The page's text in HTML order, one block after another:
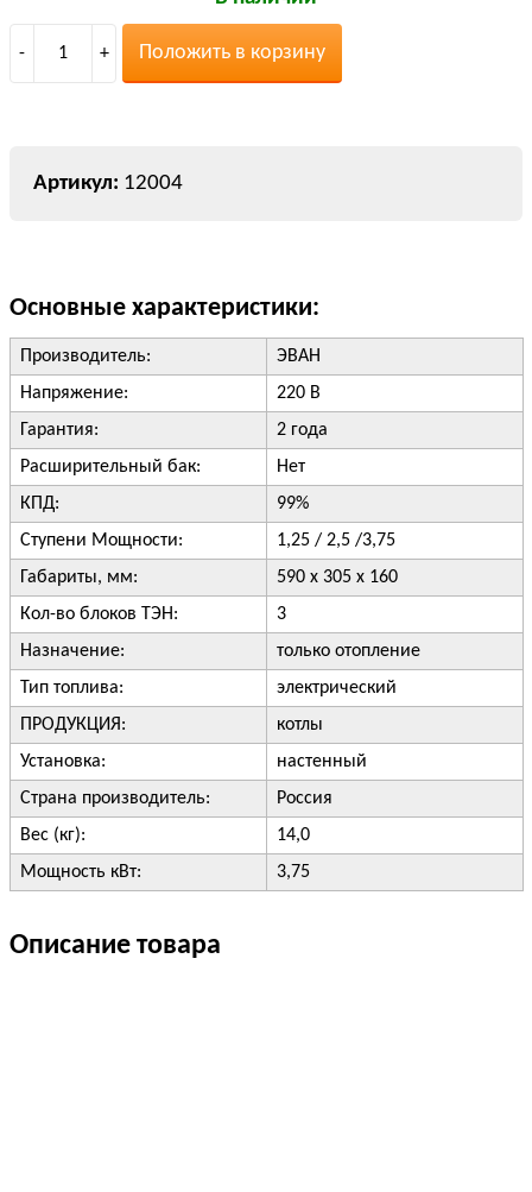
- 1 + Положить в корзину
12004
Основные характеристики:
Производитель:
ЭВАН
Напряжение:
220 В
Гарантия:
2 года
Расширительный бак:
Нет
КПД:
99%
Ступени Мощности:
1,25 / 2,5 /3,75
Габариты, мм:
590 x 305 x 160
Кол-во блоков ТЭН:
3
Назначение:
только отопление
Тип топлива:
электрический
ПРОДУКЦИЯ:
котлы
Установка:
настенный
Страна производитель:
Россия
Вес (кг):
14,0
Мощность кВт:
3,75
Описание товара